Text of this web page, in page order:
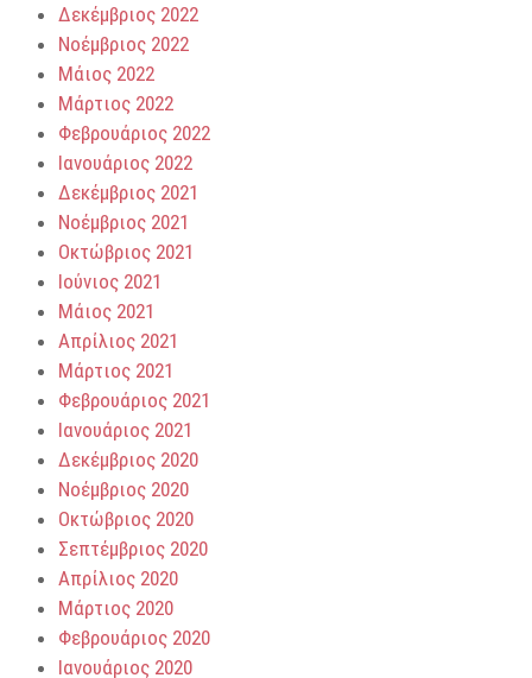
Δεκέμβριος 2022
Νοέμβριος 2022
Μάιος 2022
Μάρτιος 2022
Φεβρουάριος 2022
Ιανουάριος 2022
Δεκέμβριος 2021
Νοέμβριος 2021
Οκτώβριος 2021
Ιούνιος 2021
Μάιος 2021
Απρίλιος 2021
Μάρτιος 2021
Φεβρουάριος 2021
Ιανουάριος 2021
Δεκέμβριος 2020
Νοέμβριος 2020
Οκτώβριος 2020
Σεπτέμβριος 2020
Απρίλιος 2020
Μάρτιος 2020
Φεβρουάριος 2020
Ιανουάριος 2020